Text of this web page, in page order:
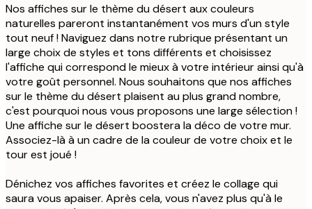
Nos affiches sur le thème du désert aux couleurs
naturelles pareront instantanément vos murs d'un style
tout neuf ! Naviguez dans notre rubrique présentant un
large choix de styles et tons différents et choisissez
l'affiche qui correspond le mieux à votre intérieur ainsi qu'à
votre goût personnel. Nous souhaitons que nos affiches
sur le thème du désert plaisent au plus grand nombre,
c'est pourquoi nous vous proposons une large sélection !
Une affiche sur le désert boostera la déco de votre mur.
Associez-là à un cadre de la couleur de votre choix et le
tour est joué !
Dénichez vos affiches favorites et créez le collage qui
saura vous apaiser. Après cela, vous n'avez plus qu'à le